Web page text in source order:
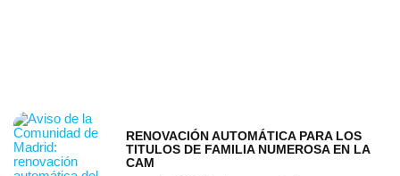
RENOVACIÓN AUTOMÁTICA PARA LOS
TITULOS DE FAMILIA NUMEROSA EN LA
CAM